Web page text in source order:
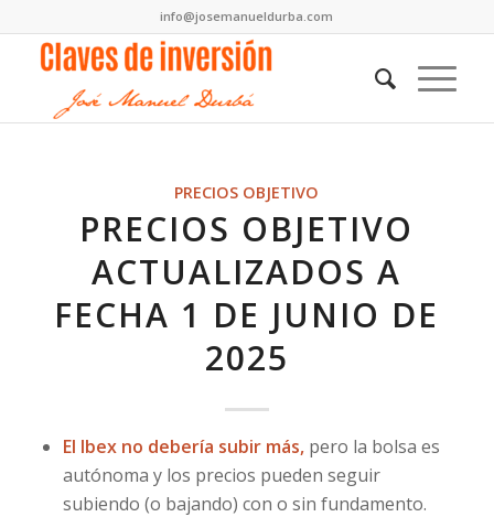
info@josemanueldurba.com
PRECIOS OBJETIVO
PRECIOS OBJETIVO
ACTUALIZADOS A
FECHA 1 DE JUNIO DE
2025
El Ibex no debería subir más, pero la bolsa es
autónoma y los precios pueden seguir
subiendo (o bajando) con o sin fundamento.